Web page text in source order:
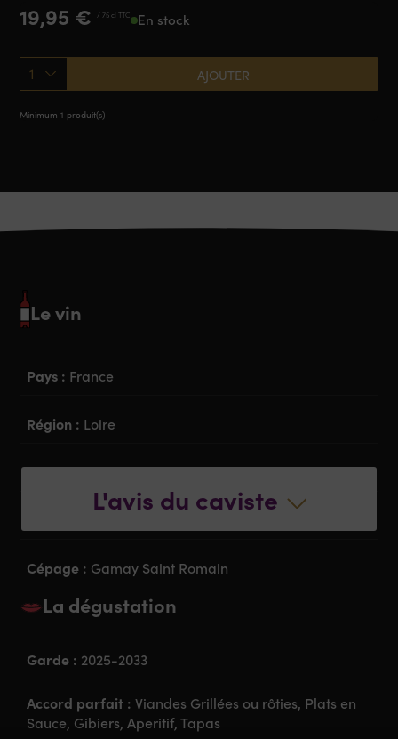
19,95 € / 75 cl TTC En stock
1 AJOUTER
Minimum 1 produit(s)
L'avis du caviste
Le vin
Pays : France
Région : Loire
Appellation :Côtes Roannaise
Cépage : Gamay Saint Romain
La dégustation
Garde : 2025-2033
Accord parfait :Viandes Grillées ou rôties, Plats en
Sauce, Gibiers, Aperitif, Tapas